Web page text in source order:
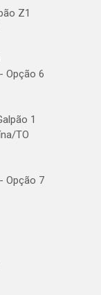
Z1
Opção 6
1
TO
Opção 7